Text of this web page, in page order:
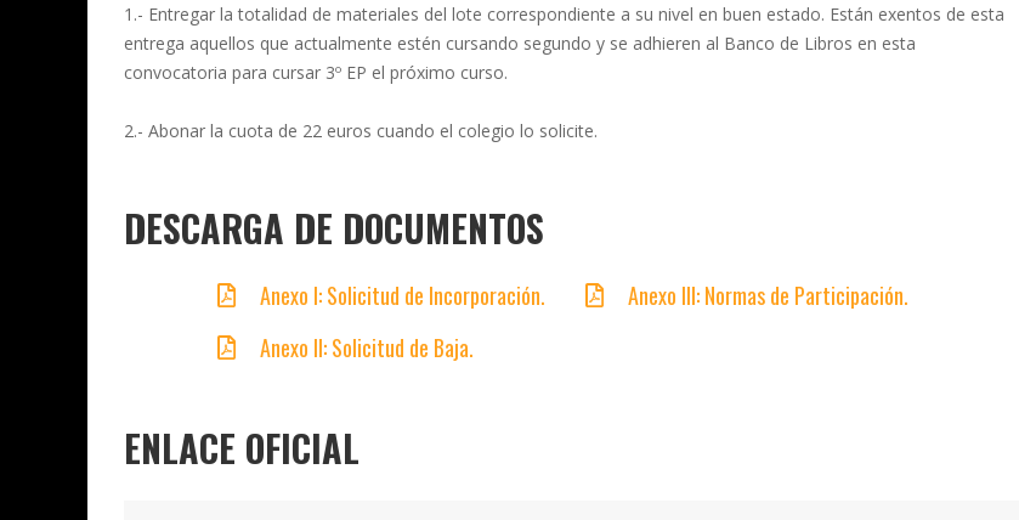
1.- Entregar la totalidad de materiales del lote correspondiente a su nivel en buen estado. Están exentos de esta
entrega aquellos que actualmente estén cursando segundo y se adhieren al Banco de Libros en esta
convocatoria para cursar 3º EP el próximo curso.
2.- Abonar la cuota de 22 euros cuando el colegio lo solicite.
DESCARGA DE DOCUMENTOS
Anexo I: Solicitud de Incorporación.
Anexo II: Solicitud de Baja.
Anexo III: Normas de Participación.
ENLACE OFICIAL